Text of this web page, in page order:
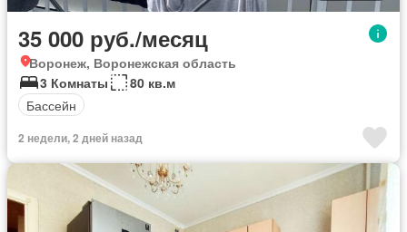
35 000 руб./месяц
Воронеж, Воронежская область
3 Комнаты
80 кв.м
Бассейн
2 недели, 2 дней назад